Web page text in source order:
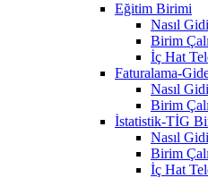
Eğitim Birimi
Nasıl
Birim
İç Hat
Faturalama-
Nasıl
Birim
İstatistik-TİG
Nasıl
Birim
İç Hat